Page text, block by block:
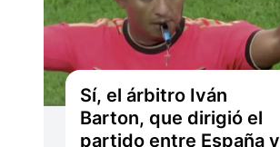
Sí, el árbitro Iván
Barton, que dirigió el
partido entre España y